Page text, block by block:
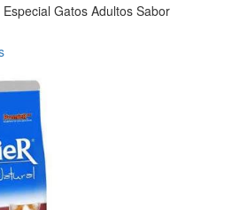
Gatos Adultos Sabor